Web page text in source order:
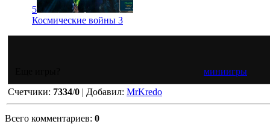
5
Космические войны 3
миниигры
Счетчики: 7334/0 | Добавил: MrKredo
Всего комментариев: 0